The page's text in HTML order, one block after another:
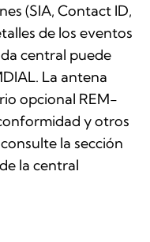
(SIA, Contact ID,
de los eventos
central puede
La antena
opcional REM-
y otros
la sección
la central